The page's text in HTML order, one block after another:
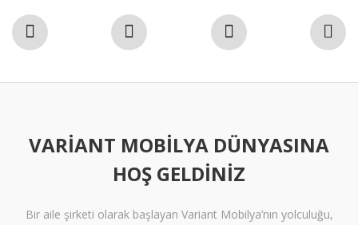
VARIANT MOBILYA DÜNYASINA
HOŞ GELDINIZ
Bir aile şirketi olarak başlayan Variant Mobilya’nın yolculuğu,